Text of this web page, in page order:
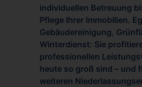
individuellen Betreuung
Pflege Ihrer Immobilien.
Gebäudereinigung,
Winterdienst: Sie
professionellen
heute so groß sind – und
weiteren